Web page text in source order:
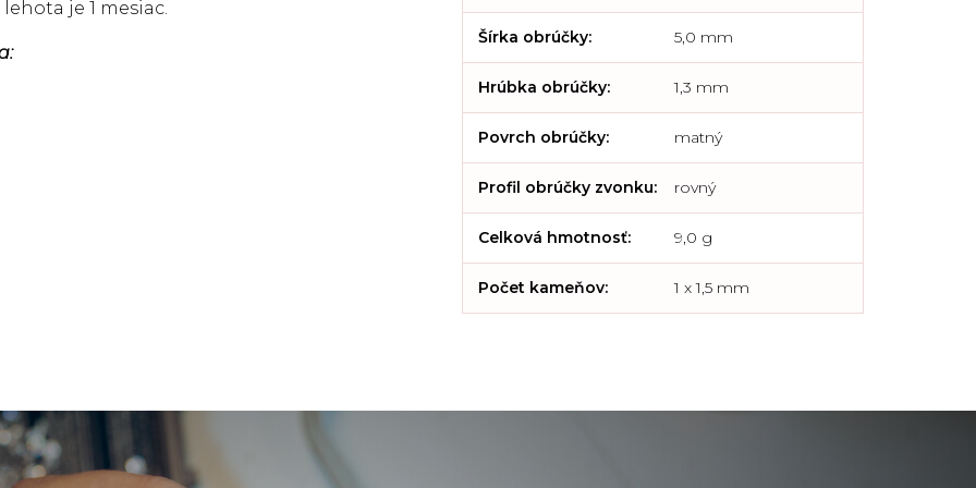
je 1 mesiac.
Šírka obrúčky: 5,0 mm
Hrúbka obrúčky: 1,3 mm
Povrch obrúčky: matný
Profil obrúčky zvonku: rovný
Celková hmotnosť: 9,0 g
Počet kameňov: 1 x 1,5 mm